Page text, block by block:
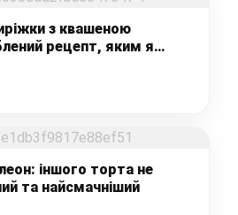
з квашеною
рецепт, яким я
в піст
іншого торта не
та найсмачніший